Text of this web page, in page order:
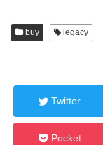
buy legacy
Twitter
Pocket